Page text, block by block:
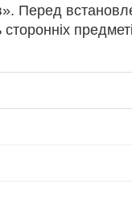
Перед